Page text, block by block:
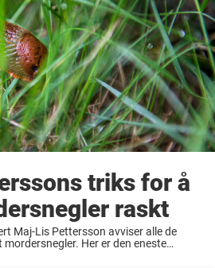
triks for å
raskt
Maj-Lis Pettersson avviser alle de
Her er den eneste